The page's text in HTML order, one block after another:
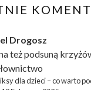
Drogosz
też podsuną
dla dzieci – co warto